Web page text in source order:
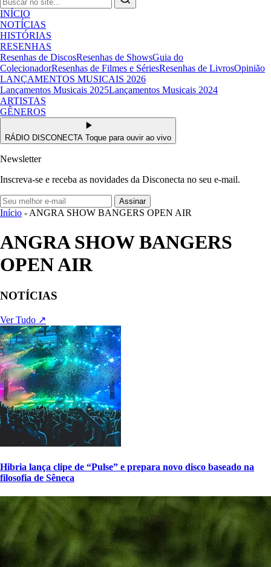
INÍCIO
NOTÍCIAS
HISTÓRIAS
RESENHAS
Resenhas de DiscosResenhas de ShowsGuia do
ColecionadorResenhas de Filmes e SériesResenhas de LivrosOpinião
LANÇAMENTOS MUSICAIS 2026
Lançamentos Musicais 2025Lançamentos Musicais 2024
ARTISTAS
GÊNEROS
RÁDIO DISCONECTA Toque para ouvir ao vivo
Newsletter
Inscreva-se e receba as novidades da Disconecta no seu e-mail.
Assinar
Início - ANGRA SHOW BANGERS OPEN AIR
ANGRA SHOW BANGERS
OPEN AIR
NOTÍCIAS
Ver Tudo ↗
Hibria lança clipe de “Pulse” e prepara novo disco baseado na
filosofia de Sêneca